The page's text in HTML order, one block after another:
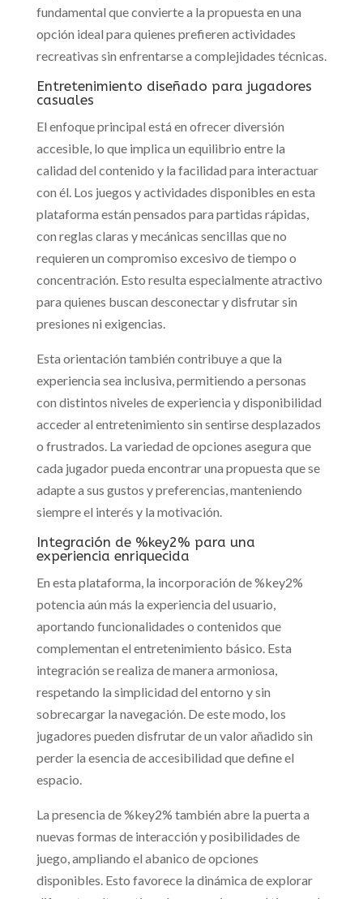
fundamental que convierte a la propuesta en una
opción ideal para quienes prefieren actividades
recreativas sin enfrentarse a complejidades técnicas.
Entretenimiento diseñado para jugadores
casuales
El enfoque principal está en ofrecer diversión
accesible, lo que implica un equilibrio entre la
calidad del contenido y la facilidad para interactuar
con él. Los juegos y actividades disponibles en esta
plataforma están pensados para partidas rápidas,
con reglas claras y mecánicas sencillas que no
requieren un compromiso excesivo de tiempo o
concentración. Esto resulta especialmente atractivo
para quienes buscan desconectar y disfrutar sin
presiones ni exigencias.
Esta orientación también contribuye a que la
experiencia sea inclusiva, permitiendo a personas
con distintos niveles de experiencia y disponibilidad
acceder al entretenimiento sin sentirse desplazados
o frustrados. La variedad de opciones asegura que
cada jugador pueda encontrar una propuesta que se
adapte a sus gustos y preferencias, manteniendo
siempre el interés y la motivación.
Integración de %key2% para una
experiencia enriquecida
En esta plataforma, la incorporación de %key2%
potencia aún más la experiencia del usuario,
aportando funcionalidades o contenidos que
complementan el entretenimiento básico. Esta
integración se realiza de manera armoniosa,
respetando la simplicidad del entorno y sin
sobrecargar la navegación. De este modo, los
jugadores pueden disfrutar de un valor añadido sin
perder la esencia de accesibilidad que define el
espacio.
La presencia de %key2% también abre la puerta a
nuevas formas de interacción y posibilidades de
juego, ampliando el abanico de opciones
disponibles. Esto favorece la dinámica de explorar